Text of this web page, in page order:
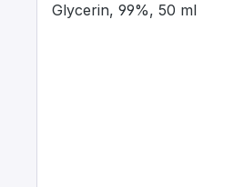
Glycerin, 99%, 50 ml